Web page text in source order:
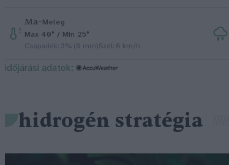
Ma–Meleg
Max 40° / Min 25°
Csapadék: 3% (0 mm)Szél: 6 km/h
időjárási adatok:
hidrogén stratégia